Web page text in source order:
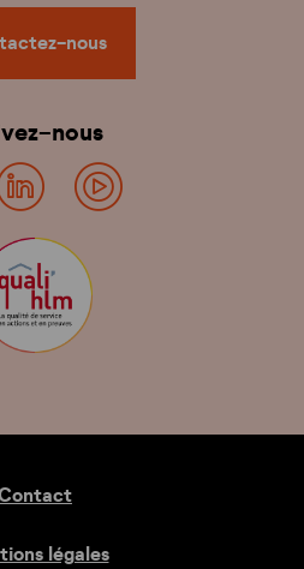
nous
nous
légales